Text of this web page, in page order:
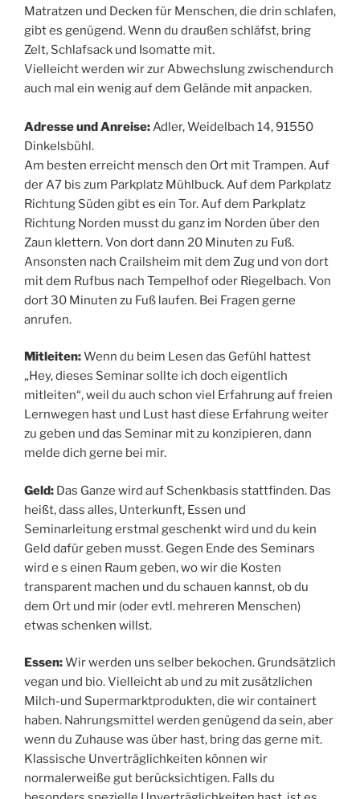
Matratzen und Decken für Menschen, die drin schlafen,
gibt es genügend. Wenn du draußen schläfst, bring
Zelt, Schlafsack und Isomatte mit.
Vielleicht werden wir zur Abwechslung zwischendurch
auch mal ein wenig auf dem Gelände mit anpacken.
Adresse und Anreise:Adler, Weidelbach 14, 91550
Dinkelsbühl.
Am besten erreicht mensch den Ort mit Trampen. Auf
der A7 bis zum Parkplatz Mühlbuck. Auf dem Parkplatz
Richtung Süden gibt es ein Tor. Auf dem Parkplatz
Richtung Norden musst du ganz im Norden über den
Zaun klettern. Von dort dann 20 Minuten zu Fuß.
Ansonsten nach Crailsheim mit dem Zug und von dort
mit dem Rufbus nach Tempelhof oder Riegelbach. Von
dort 30 Minuten zu Fuß laufen. Bei Fragen gerne
anrufen.
Mitleiten:Wenn du beim Lesen das Gefühl hattest
„Hey, dieses Seminar sollte ich doch eigentlich
mitleiten“, weil du auch schon viel Erfahrung auf freien
Lernwegen hast und Lust hast diese Erfahrung weiter
zu geben und das Seminar mit zu konzipieren, dann
melde dich gerne bei mir.
Geld: Das Ganze wird auf Schenkbasis stattfinden. Das
heißt, dass alles, Unterkunft, Essen und
Seminarleitung erstmal geschenkt wird und du kein
Geld dafür geben musst. Gegen Ende des Seminars
wird e s einen Raum geben, wo wir die Kosten
transparent machen und du schauen kannst, ob du
dem Ort und mir (oder evtl. mehreren Menschen)
etwas schenken willst.
Essen:Wir werden uns selber bekochen. Grundsätzlich
vegan und bio. Vielleicht ab und zu mit zusätzlichen
Milch-und Supermarktprodukten, die wir containert
haben. Nahrungsmittel werden genügend da sein, aber
wenn du Zuhause was über hast, bring das gerne mit.
Klassische Unverträglichkeiten können wir
normalerweiße gut berücksichtigen. Falls du